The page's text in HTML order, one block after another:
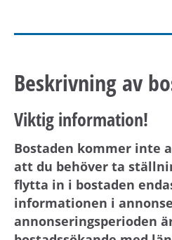
Beskrivning av
Viktig information!
Bostaden kommer inte
att du behöver ta
flytta in i bostaden
informationen i
annonseringsperioden